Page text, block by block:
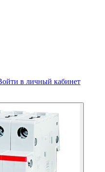
в личный кабинет